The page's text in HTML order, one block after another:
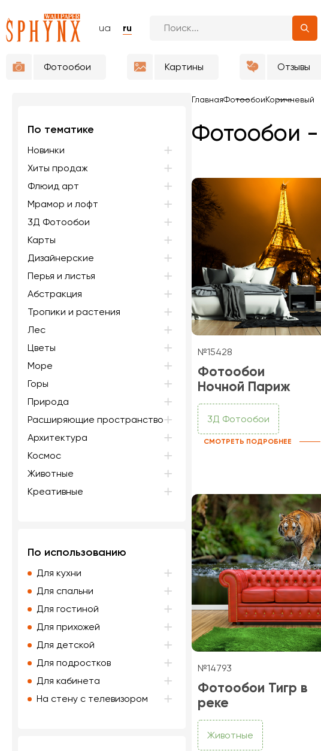
ua ru
Фотообои Картины Отзывы
По тематике
Новинки
Хиты продаж
Флюид арт
Мрамор и лофт
3Д Фотообои
Карты
Дизайнерские
Перья и листья
Абстракция
Тропики и растения
Лес
Цветы
Море
Горы
Природа
Расширяющие пространство
Архитектура
Космос
Животные
Креативные
По использованию
Для кухни
Для спальни
Для гостиной
Для прихожей
Для детской
Для подростков
Для кабинета
На стену с телевизором
ГлавнаяФотообоиКоричневый
Фотообои
№15428
Фотообои
Ночной Париж
3Д Фотообои
СМОТРЕТЬ ПОДРОБНЕЕ
№14793
Фотообои Тигр в
реке
Животные